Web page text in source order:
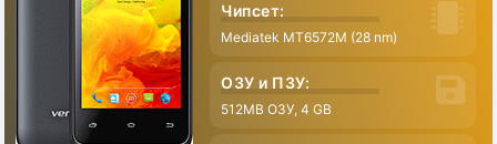
Чипсет:
Mediatek MT6572M (28 nm)
ОЗУ и ПЗУ:
512MB ОЗУ, 4 GB